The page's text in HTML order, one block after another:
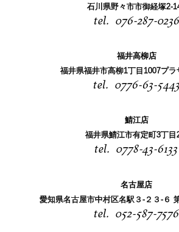
石川県野々市市御経塚2-
076-287-0236
福井高柳店
福井県福井市高柳1丁目1007プラ
0776-63-5443
鯖江店
福井県鯖江市有定町3丁目
0778-43-6133
名古屋店
愛知県名古屋市中村区名駅３-２３-６
052-587-7576